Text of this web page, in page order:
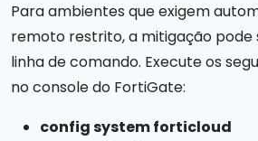
Para ambientes que exigem
remoto restrito, a mitigação pode
linha de comando. Execute os
no console do FortiGate:
config system forticloud